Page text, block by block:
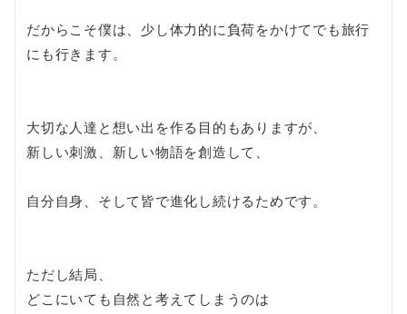
だからこそ僕は、少し体力的に負荷をかけてでも旅行
にも行きます。
大切な人達と想い出を作る目的もありますが、
新しい刺激、新しい物語を創造して、
自分自身、そして皆で進化し続けるためです。
ただし結局、
どこにいても自然と考えてしまうのは